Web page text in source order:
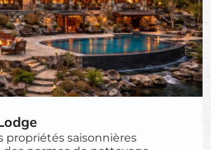
propriétés saisonnières